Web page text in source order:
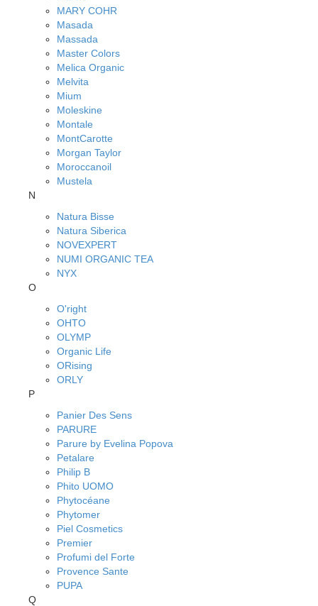
MARY COHR
Masada
Massada
Master Colors
Melica Organic
Melvita
Mium
Moleskine
Montale
MontCarotte
Morgan Taylor
Moroccanoil
Mustela
N
Natura Bisse
Natura Siberica
NOVEXPERT
NUMI ORGANIC TEA
NYX
O
O'right
OHTO
OLYMP
Organic Life
ORising
ORLY
P
Panier Des Sens
PARURE
Parure by Evelina Popova
Petalare
Philip B
Phito UOMO
Phytocéane
Phytomer
Piel Cosmetics
Premier
Profumi del Forte
Provence Sante
PUPA
Q